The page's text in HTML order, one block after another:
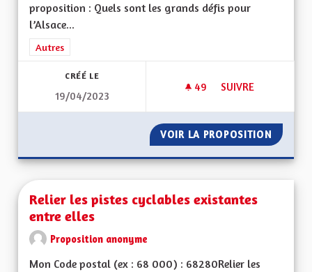
proposition : Quels sont les grands défis pour
l’Alsace...
Filtrer les résultats de la catégorie : Autres
Autres
CRÉÉ LE
19/04/2023
49 49 ABONNÉS
SUIVRE
VOIR LA PROPOSITION UNE
Relier les pistes cyclables existantes
entre elles
Proposition anonyme
Mon Code postal (ex : 68 000) : 68280Relier les